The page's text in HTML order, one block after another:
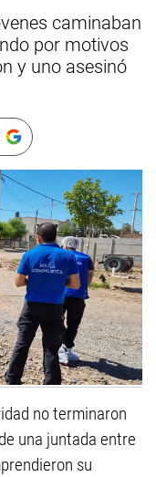
caminaban
por motivos
y uno asesinó
no terminaron
una juntada entre
su